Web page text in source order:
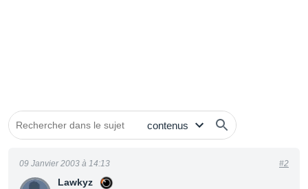
Lawkyz
09 Janvier 2003 à 14:13 #2